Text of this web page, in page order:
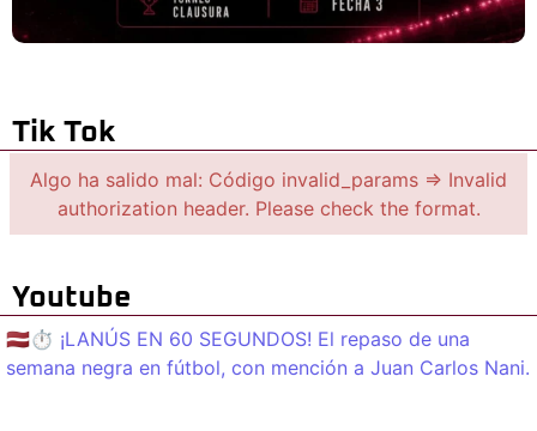
Tik Tok
Algo ha salido mal: Código invalid_params => Invalid
authorization header. Please check the format.
Youtube
🇱🇻⏱️ ¡LANÚS EN 60 SEGUNDOS! El repaso de una
semana negra en fútbol, con mención a Juan Carlos Nani.